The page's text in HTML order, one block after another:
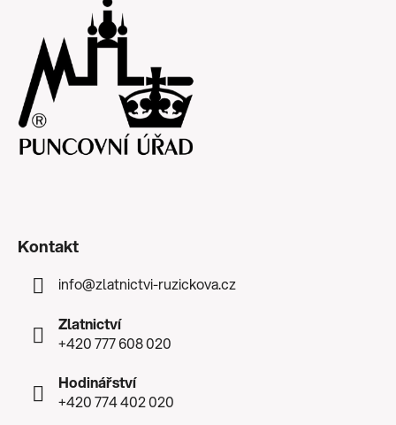
Kontakt
info@zlatnictvi-ruzickova.cz
Zlatnictví
+420 777 608 020
Hodinářství
+420 774 402 020